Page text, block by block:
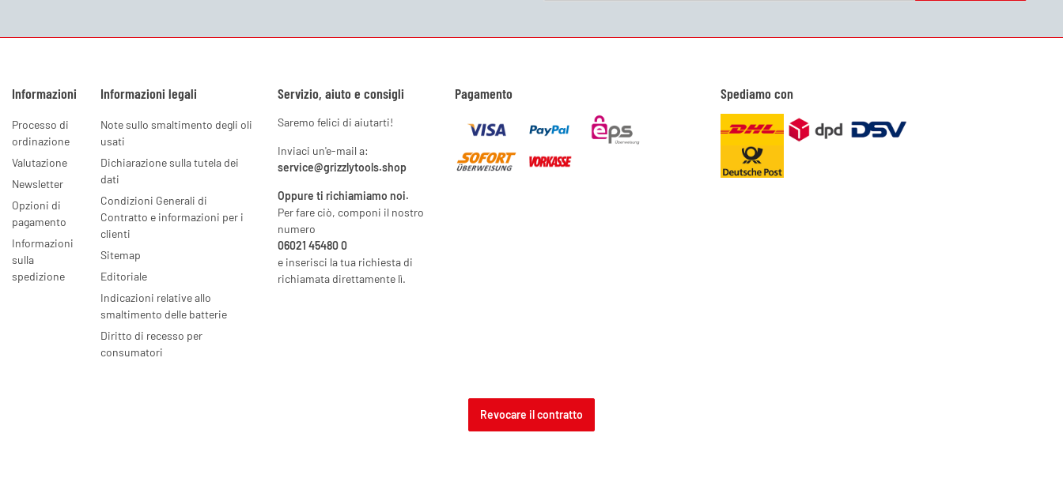
Informazioni
Processo di
ordinazione
Valutazione
Newsletter
Opzioni di
pagamento
Informazioni
sulla
spedizione
Informazioni legali
Note sullo smaltimento degli oli
usati
Dichiarazione sulla tutela dei
dati
Condizioni Generali di
Contratto e informazioni per i
clienti
Sitemap
Editoriale
Indicazioni relative allo
smaltimento delle batterie
Diritto di recesso per
consumatori
Servizio, aiuto e consigli
Saremo felici di aiutarti!
Inviaci un'e-mail a:
service@grizzlytools.shop
Oppure ti richiamiamo noi.
Per fare ciò, componi il nostro
numero
06021 45480 0
e inserisci la tua richiesta di
richiamata direttamente lì.
Pagamento Spediamo con
Revocare il contratto